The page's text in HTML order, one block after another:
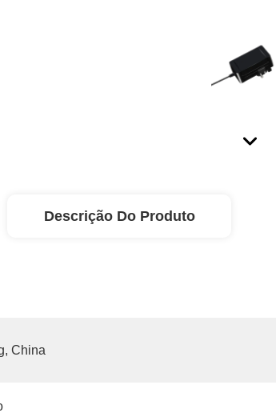
Descrição Do Produto
China